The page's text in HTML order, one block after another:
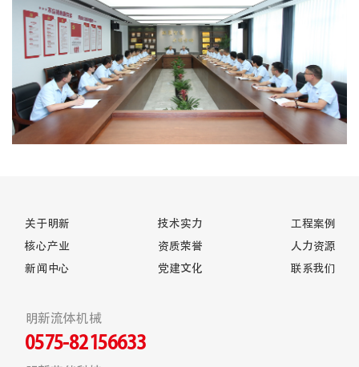
关于明新
核心产业
新闻中心
技术实力
资质荣誉
党建文化
工程案例
人力资源
联系我们
明新流体机械
0575-82156633